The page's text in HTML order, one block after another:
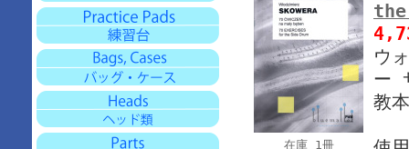
在庫 1冊
ウ
ー
教